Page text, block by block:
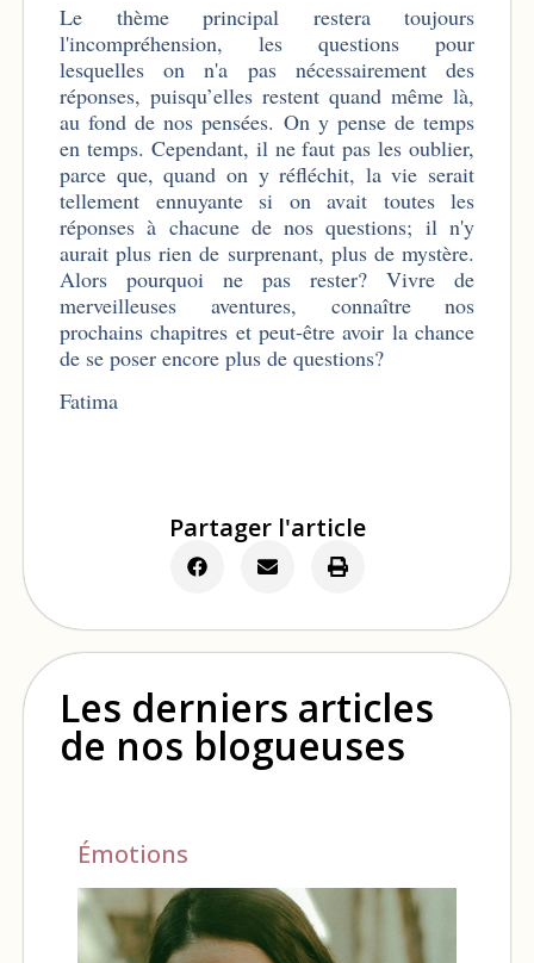
Le thème principal restera toujours
l'incompréhension, les questions pour
lesquelles on n'a pas nécessairement des
réponses, puisqu’elles restent quand même là,
au fond de nos pensées. On y pense de temps
en temps. Cependant, il ne faut pas les oublier,
parce que, quand on y réfléchit, la vie serait
tellement ennuyante si on avait toutes les
réponses à chacune de nos questions; il n'y
aurait plus rien de surprenant, plus de mystère.
Alors pourquoi ne pas rester? Vivre de
merveilleuses aventures, connaître nos
prochains chapitres et peut-être avoir la chance
de se poser encore plus de questions?
Fatima
Partager l'article
Les derniers articles
de nos blogueuses
Émotions